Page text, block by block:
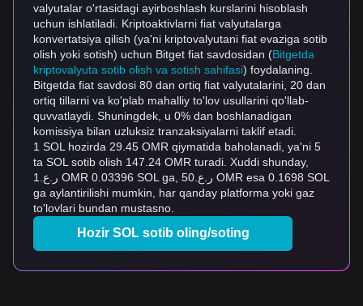
valyutalar o'rtasidagi ayirboshlash kurslarini hisoblash
uchun ishlatiladi. Kriptoaktivlarni fiat valyutalarga
konvertatsiya qilish (ya'ni kriptovalyutani fiat evaziga sotib
olish yoki sotish) uchun Bitget fiat savdosidan (Bitgetda
kriptovalyuta sotib olish va sotish sahifasi) foydalaning.
Bitgetda fiat savdosi 80 dan ortiq fiat valyutalarini, 20 dan
ortiq tillarni va ko'plab mahalliy to'lov usullarini qo'llab-
quvvatlaydi. Shuningdek, u 0% dan boshlanadigan
komissiya bilan uzluksiz tranzaksiyalarni taklif etadi.
1 SOL hozirda 29.45 OMR qiymatida baholanadi, ya'ni 5
ta SOL sotib olish 147.24 OMR turadi. Xuddi shunday,
ر.ع.1 OMR 0.03396 SOL ga, ر.ع.50 OMR esa 0.1698 SOL
ga aylantirilishi mumkin, har qanday platforma yoki gaz
to'lovlari bundan mustasno.
Hozir SOL sotib oling/soting